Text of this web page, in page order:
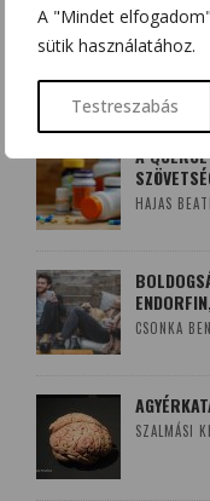
A "Mindet
sütik használatához.
Testreszabás
KÉZ-LÁB-
SZALMÁSI
A
HAJAS
CSONKA
SZALMÁSI